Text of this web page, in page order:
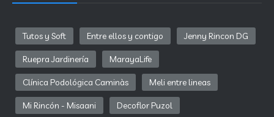
Tutos y Soft Entre ellos y contigo Jenny Rincon DG
Ruepra Jardinería MarayaLife
Clínica Podológica Caminàs Meli entre lineas
Mi Rincón - Misaani Decoflor Puzol